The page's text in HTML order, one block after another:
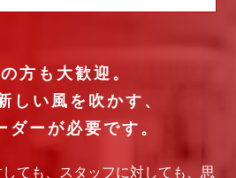
方も大歓迎。
しい風を吹かす、
ダーが必要です。
ても、スタッフに対しても、思